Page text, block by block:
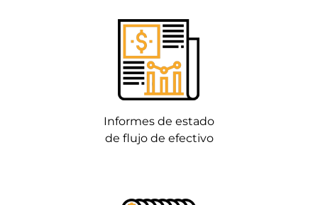
Informes de estado
de flujo de efectivo